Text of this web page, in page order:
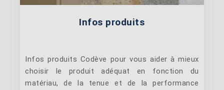
Infos produits
Infos produits Codève pour vous aider à mieux
choisir le produit adéquat en fonction du
matériau, de la tenue et de la performance